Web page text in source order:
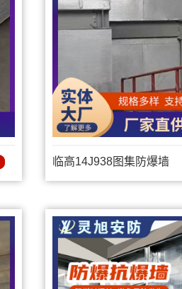
临高14J938图集防爆墙